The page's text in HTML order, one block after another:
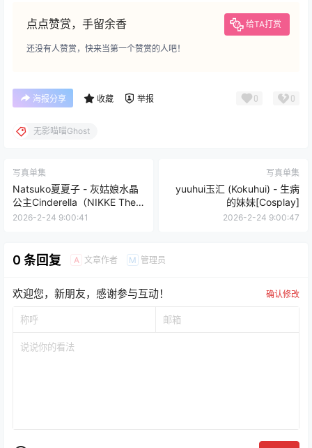
点点赞赏，手留余香 给TA打赏
还没有人赞赏，快来当第一个赞赏的人吧！
海报分享 收藏 举报 0 0
无影喵喵Ghost
写真单集
Natsuko夏夏子 - 灰姑娘水晶
公主Cinderella（NIKKE The
Goddess of Victory）
2026-2-24 9:00:41
写真单集
yuuhui玉汇 (Kokuhui) - 生病
的妹妹[Cosplay]
2026-2-24 9:00:47
0 条回复 A 文章作者 M 管理员
欢迎您，新朋友，感谢参与互动！ 确认修改